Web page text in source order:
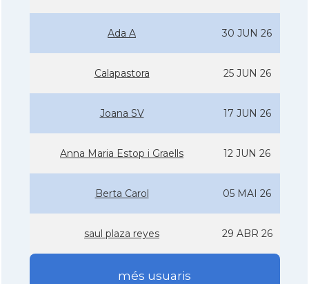
Ada A 30 JUN 26
Calapastora 25 JUN 26
Joana SV 17 JUN 26
Anna Maria Estop i Graells 12 JUN 26
Berta Carol 05 MAI 26
saul plaza reyes 29 ABR 26
més usuaris